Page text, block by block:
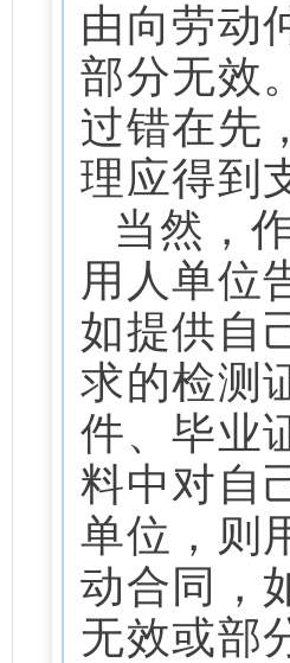
由向劳动
部分无效
过错在先
理应得到
当然，
用人单位
如提供自
求的检测
件、毕业
料中对自
单位，则
动合同，
无效或部